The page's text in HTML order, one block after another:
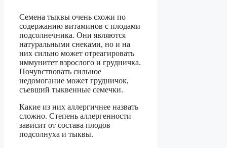
Семена тыквы очень схожи по
содержанию витаминов с плодами
подсолнечника. Они являются
натуральными снеками, но и на
них сильно может отреагировать
иммунитет взрослого и грудничка.
Почувствовать сильное
недомогание может грудничок,
съевший тыквенные семечки.
Какие из них аллергичнее назвать
сложно. Степень аллергенности
зависит от состава плодов
подсолнуха и тыквы.